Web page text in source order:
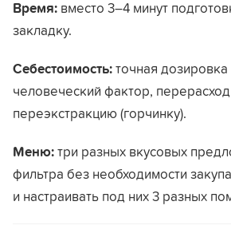
Время: вместо 3–4 минут
закладку.
Себестоимость: точная дозировка
человеческий фактор,
переэкстракцию (горчинку).
Меню: три разных вкусовых
фильтра без необходимости
и настраивать под них 3 разных